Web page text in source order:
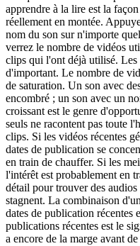
apprendre à la lire est la
réellement en montée.
nom du son sur n'importe
verrez le nombre de vidéos
clips qui l'ont déjà utilisé. Les
d'important. Le nombre de
de saturation. Un son avec
encombré ; un son avec un
croissant est le genre
seuls ne racontent pas toute
clips. Si les vidéos récentes
dates de publication se
en train de chauffer. Si les
l'intérêt est probablement en
détail pour trouver des
stagnent. La combinaison
dates de publication récentes
publications récentes est le
a encore de la marge avant de